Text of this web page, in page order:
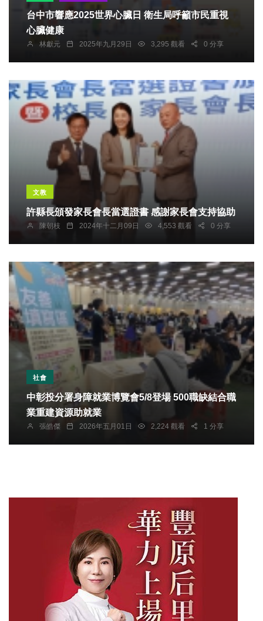
台中市響應2025世界心臟日 衛生局呼籲市民重視
心臟健康
林獻元 2025年九月29日 3,295 觀看 0 分享
文教
許縣長頒發家長會長當選證書 感謝家長會支持協助
陳朝枝 2024年十二月09日 4,553 觀看 0 分享
社會
中彰投分署身障就業博覽會5/8登場 500職缺結合職
業重建資源助就業
張皓傑 2026年五月01日 2,224 觀看 1 分享